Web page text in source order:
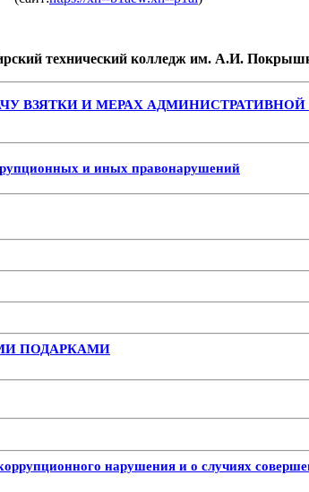
технический колледж им. А.И.
ВЗЯТКИ И МЕРАХ
и иных правонарушений
ПОДАРКАМИ
нарушения и о случиях